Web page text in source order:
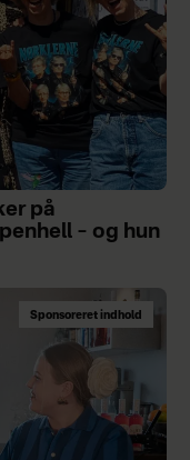
på
– og hun
Sponsoreret indhold